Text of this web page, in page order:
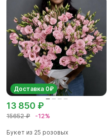
Доставка 0₽
15652 ₽ -12%
13 850 ₽
Букет из 25 розовых